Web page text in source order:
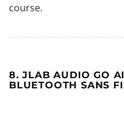
course.
8. JLAB AUDIO GO
BLUETOOTH SANS